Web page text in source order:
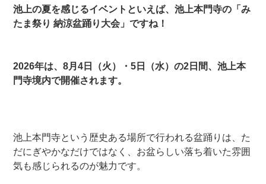
池上の夏を感じるイベントといえば、池上本門寺の「み
たま祭り 納涼盆踊り大会」ですね！
2026年は、8月4日（火）・5日（水）の2日間、池上本
門寺境内で開催されます。
池上本門寺という歴史ある場所で行われる盆踊りは、た
だにぎやかなだけではなく、お盆らしい落ち着いた雰囲
気も感じられるのが魅力です。